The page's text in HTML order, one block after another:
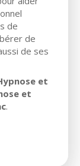
de
de
de ses
et
et
.